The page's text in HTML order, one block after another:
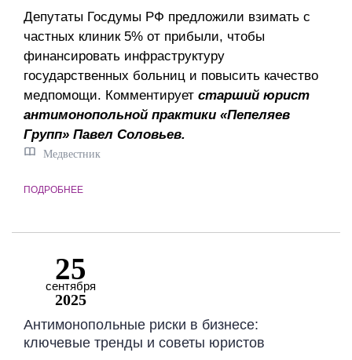
Депутаты Госдумы РФ предложили взимать с
частных клиник 5% от прибыли, чтобы
финансировать инфраструктуру
государственных больниц и повысить качество
медпомощи. Комментирует старший юрист
антимонопольной практики «Пепеляев
Групп» Павел Соловьев.
Медвестник
ПОДРОБНЕЕ
25
сентября
2025
Антимонопольные риски в бизнесе:
ключевые тренды и советы юристов